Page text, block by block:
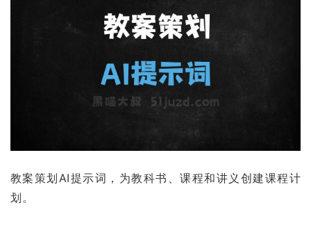
教案策划AI提示词，为教科书、课程和讲义创建课程计
划。